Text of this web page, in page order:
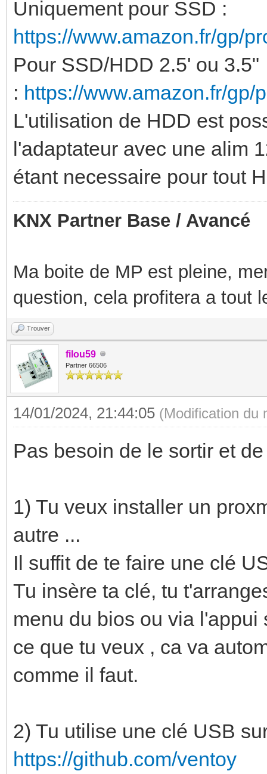
Uniquement pour SSD :
https://www.amazon.fr/gp/
Pour SSD/HDD 2.5' ou 3.5"
: https://www.amazon.fr/
L'utilisation de HDD est
l'adaptateur avec une alim
étant necessaire pour tout
KNX Partner Base / Avancé
Ma boite de MP est pleine,
question, cela profitera a tout
Trouver
filou59
Partner 66506
14/01/2024, 21:44:05 (Modification du
Pas besoin de le sortir et
1) Tu veux installer un
autre ...
Il suffit de te faire une clé
Tu insère ta clé, tu
menu du bios ou via
ce que tu veux , ca va
comme il faut.
2) Tu utilise une clé USB
https://github.com/ventoy